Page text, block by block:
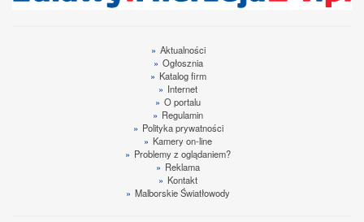
» Aktualności
» Ogłosznia
» Katalog firm
» Internet
» O portalu
» Regulamin
» Polityka prywatności
» Kamery on-line
» Problemy z oglądaniem?
» Reklama
» Kontakt
» Malborskie Światłowody